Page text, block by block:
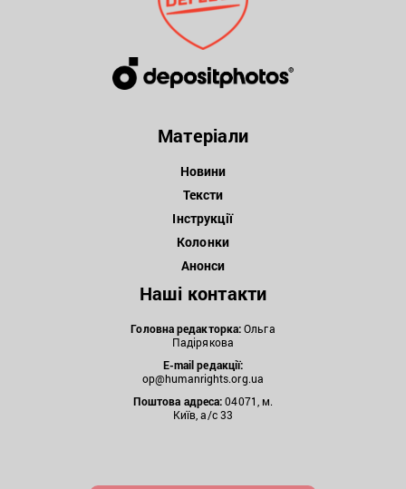
Матеріали
Новини
Тексти
Інструкції
Колонки
Анонси
Наші контакти
Головна редакторка:Ольга
Падірякова
E-mail редакції:
op@humanrights.org.ua
Поштова адреса:04071, м.
Київ, а/с 33